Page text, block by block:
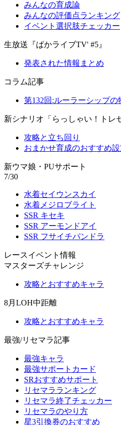
みんなの育成論
みんなの評価点ランキング
イベント選択肢チェッカー
生放送『ぱかライブTV' #5』
発表された情報まとめ
コラム記事
第132回:ルーラーシップの
新シナリオ「らっしゃい！トレ
攻略と立ち回り
おまかせ育成のおすすめ設
新ウマ娘・PUサポート
7/30
水着セイウンスカイ
水着メジロブライト
SSR キセキ
SSR アーモンドアイ
SSR フサイチパンドラ
レースイベント情報
マスターズチャレンジ
攻略とおすすめキャラ
8月LOH中距離
攻略とおすすめキャラ
最強/リセマラ記事
最強キャラ
最強サポートカード
SRおすすめサポート
リセマラランキング
リセマラ終了チェッカー
リセマラのやり方
星3引換券のおすすめ